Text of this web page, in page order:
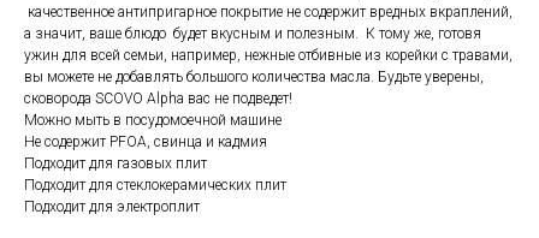
качественное антипригарное покрытие не содержит вредных вкраплений,
а значит, ваше блюдо будет вкусным и полезным. К тому же, готовя
ужин для всей семьи, например, нежные отбивные из корейки с травами,
вы можете не добавлять большого количества масла. Будьте уверены,
сковорода SCOVO Alpha вас не подведет!
Можно мыть в посудомоечной машине
Не содержит PFOA, свинца и кадмия
Подходит для газовых плит
Подходит для стеклокерамических плит
Подходит для электроплит